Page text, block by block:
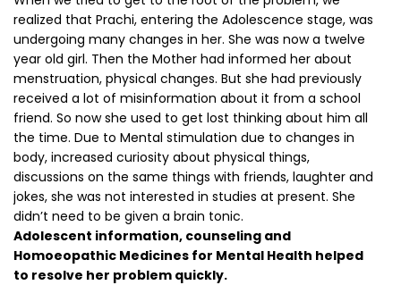
realized that Prachi, entering the Adolescence stage, was
undergoing many changes in her. She was now a twelve
year old girl. Then the Mother had informed her about
menstruation, physical changes. But she had previously
received a lot of misinformation about it from a school
friend. So now she used to get lost thinking about him all
the time. Due to Mental stimulation due to changes in
body, increased curiosity about physical things,
discussions on the same things with friends, laughter and
jokes, she was not interested in studies at present. She
didn’t need to be given a brain tonic.
Adolescent information, counseling and
Homoeopathic Medicines for Mental Health helped
to resolve her problem quickly.